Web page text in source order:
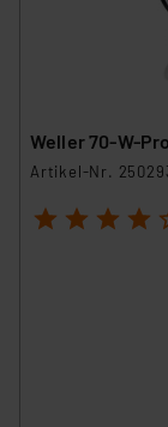
Weller 70-W-
Artikel-Nr.
1 2 3 4 5